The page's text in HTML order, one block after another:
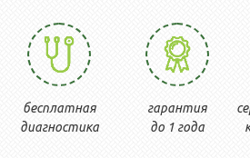
бесплатная
диагностика
гарантия
до 1 года